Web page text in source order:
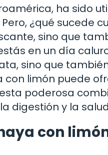
ha sido
¿qué sucede
sino que
en un día
sino que
con limón puede
poderosa
digestión y la
con